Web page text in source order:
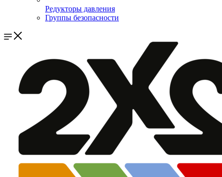
Редукторы давления
Группы безопасности